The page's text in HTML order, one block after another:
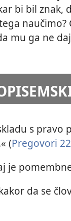
bi bil znak,
mu ga ne
s pravo
(Pregovori
je
da se